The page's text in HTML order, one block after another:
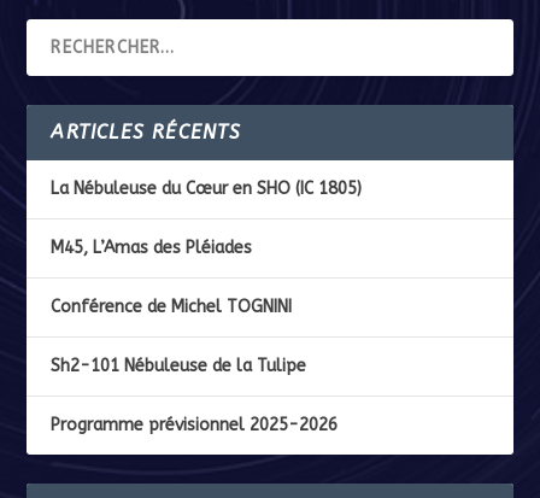
ARTICLES RÉCENTS
La Nébuleuse du Cœur en SHO (IC 1805)
M45, L’Amas des Pléiades
Conférence de Michel TOGNINI
Sh2-101 Nébuleuse de la Tulipe
Programme prévisionnel 2025-2026